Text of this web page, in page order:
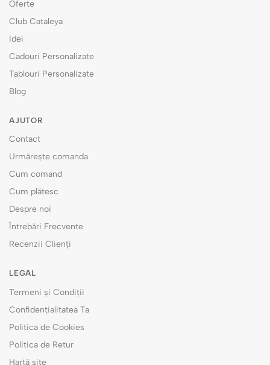
Oferte
Club Cataleya
Idei
Cadouri Personalizate
Tablouri Personalizate
Blog
AJUTOR
Contact
Urmărește comanda
Cum comand
Cum plătesc
Despre noi
Întrebări Frecvente
Recenzii Clienți
LEGAL
Termeni și Condiții
Confidențialitatea Ta
Politica de Cookies
Politica de Retur
Hartă site